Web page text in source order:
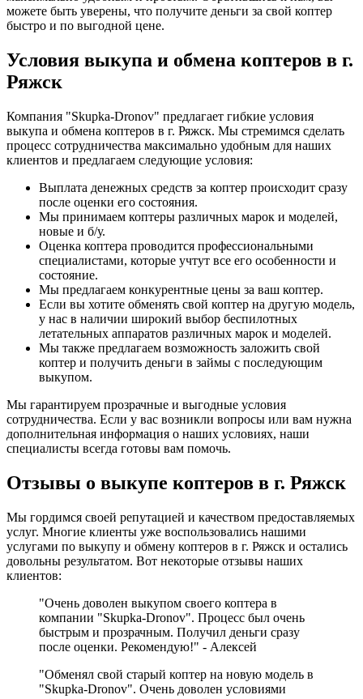
можете быть уверены, что получите деньги за свой коптер
быстро и по выгодной цене.
Условия выкупа и обмена коптеров в г.
Ряжск
Компания "Skupka-Dronov" предлагает гибкие условия
выкупа и обмена коптеров в г. Ряжск. Мы стремимся сделать
процесс сотрудничества максимально удобным для наших
клиентов и предлагаем следующие условия:
Выплата денежных средств за коптер происходит сразу
после оценки его состояния.
Мы принимаем коптеры различных марок и моделей,
новые и б/у.
Оценка коптера проводится профессиональными
специалистами, которые учтут все его особенности и
состояние.
Мы предлагаем конкурентные цены за ваш коптер.
Если вы хотите обменять свой коптер на другую модель,
у нас в наличии широкий выбор беспилотных
летательных аппаратов различных марок и моделей.
Мы также предлагаем возможность заложить свой
коптер и получить деньги в займы с последующим
выкупом.
Мы гарантируем прозрачные и выгодные условия
сотрудничества. Если у вас возникли вопросы или вам нужна
дополнительная информация о наших условиях, наши
специалисты всегда готовы вам помочь.
Отзывы о выкупе коптеров в г. Ряжск
Мы гордимся своей репутацией и качеством предоставляемых
услуг. Многие клиенты уже воспользовались нашими
услугами по выкупу и обмену коптеров в г. Ряжск и остались
довольны результатом. Вот некоторые отзывы наших
клиентов:
"Очень доволен выкупом своего коптера в
компании "Skupka-Dronov". Процесс был очень
быстрым и прозрачным. Получил деньги сразу
после оценки. Рекомендую!" - Алексей
"Обменял свой старый коптер на новую модель в
"Skupka-Dronov". Очень доволен условиями